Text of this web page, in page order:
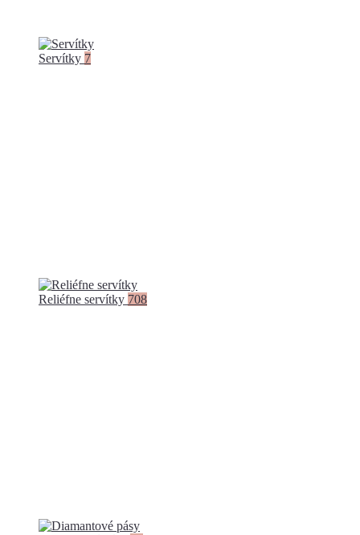
Servítky 7
Reliéfne servítky 708